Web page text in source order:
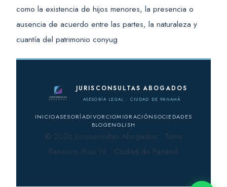
como la existencia de hijos menores, la presencia o
ausencia de acuerdo entre las partes, la naturaleza y
cuantía del patrimonio conyug
JURISCONSULTAS ABOGADOS
ASESORÍA LEGAL · CIUDAD DE PANAMÁ
INICIOASESORÍADIVORCIOMIGRACIÓNSOCIEDADES
BLOGENGLISH
© 2026 Jurisconsultas Abogados · Torre
Banesco, Piso 19 · Ciudad de Panamá